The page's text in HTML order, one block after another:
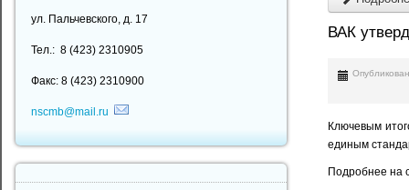
ВАК
Ключевым
единым
Подробнее на
ул. Пальчевского, д. 17
Тел.: 8 (423) 2310905
Факс: 8 (423) 2310900
nscmb@mail.ru